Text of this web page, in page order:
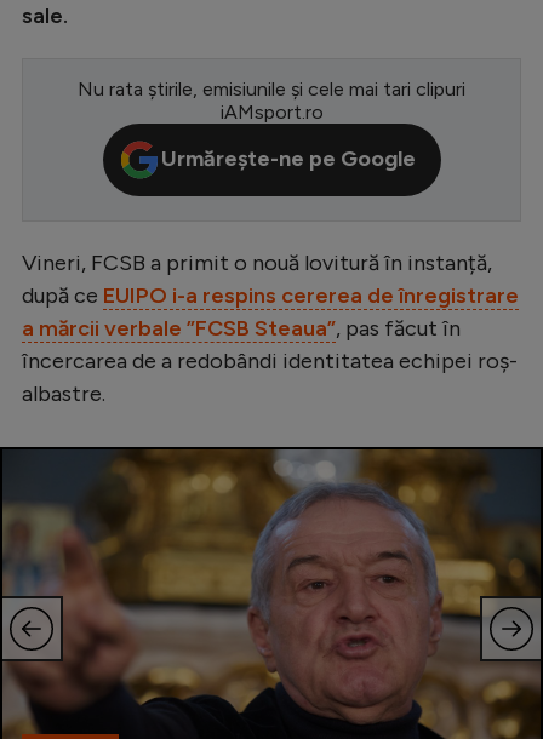
Premier League
LaLiga
Ligue 1
Campionate
Starurile fotbalului
Stranieri
Tenis
Handbal
sale.
Nu rata știrile, emisiunile și cele mai tari clipuri
iAMsport.ro
Urmărește-ne pe Google
Vineri, FCSB a primit o nouă lovitură în instanță,
după ce EUIPO i-a respins cererea de înregistrare
a mărcii verbale ”FCSB Steaua”, pas făcut în
încercarea de a redobândi identitatea echipei roș-
albastre.